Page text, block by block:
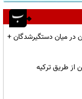
در میان دستگیرشدگان +
از طریق ترکیه